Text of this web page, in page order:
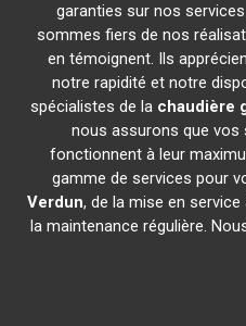
garanties sur nos
sommes fiers de nos
en témoignent. Ils
notre rapidité et notre
spécialistes de la chaudière
nous assurons que
fonctionnent à leur
gamme de services pour
Verdun, de la mise en
la maintenance régulière.